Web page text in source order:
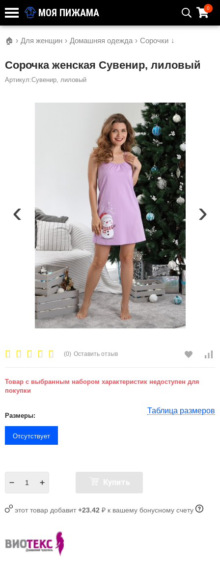
МОЯ ПИЖАМА 0
🏠 › Для женщин › Домашняя одежда › Сорочки ↓
Сорочка женская Сувенир, лиловый
Артикул:Сувенир, лиловый
‹ ›
(0) Оставить отзыв
Товар с выбранным набором характеристик недоступен для
покупки
Таблица размеров
Размеры:
Отсутствует
Купить
этот товар добавит+23.42 ₽ к вашему бонусному счету